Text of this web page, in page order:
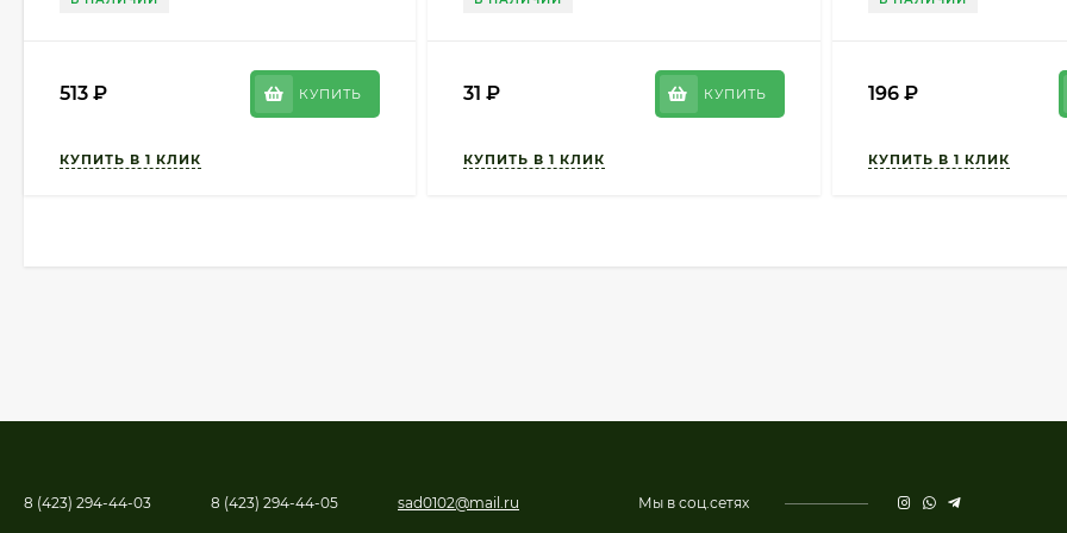
513 ₽ КУПИТЬ 31₽ КУПИТЬ 196 ₽
8 (423) 294-44-03 8 (423) 294-44-05 sad0102@mail.ru Мы в соц.сетях